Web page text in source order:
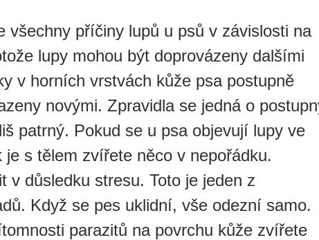
všechny příčiny lupů u psů v závislosti na
lupy mohou být doprovázeny dalšími
v horních vrstvách kůže psa postupně
novými. Zpravidla se jedná o
patrný. Pokud se u psa objevují lupy ve
s tělem zvířete něco v nepořádku.
v důsledku stresu. Toto je jeden z
Když se pes uklidní, vše odezní samo.
parazitů na povrchu kůže zvířete